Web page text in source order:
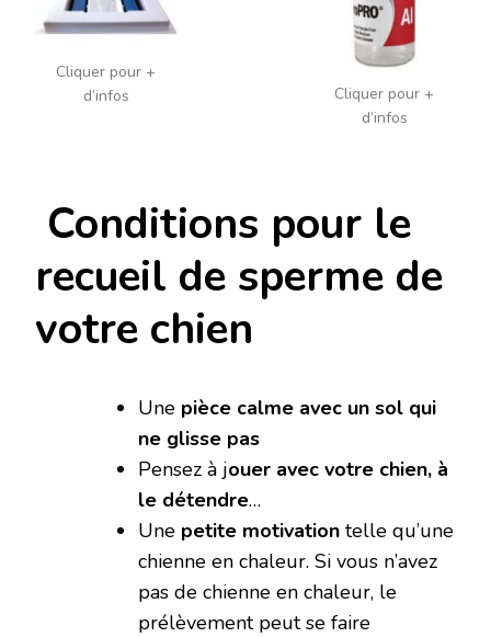
Cliquer pour +
d’infos
Cliquer pour +
d’infos
Conditions pour le
recueil de sperme de
votre chien
Une pièce calme avec un sol qui
ne glisse pas
Pensez à jouer avec votre chien, à
le détendre…
Une petite motivation telle qu’une
chienne en chaleur. Si vous n’avez
pas de chienne en chaleur, le
prélèvement peut se faire